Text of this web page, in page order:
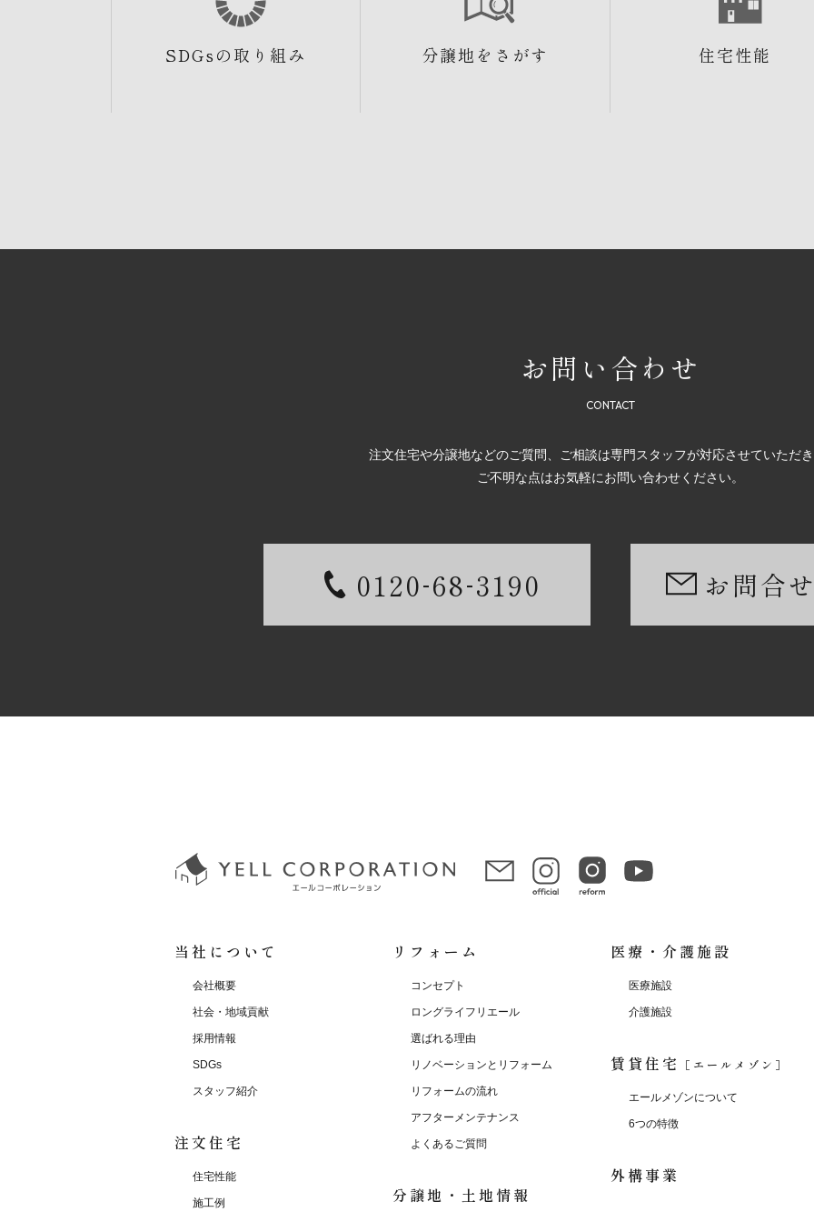
SDGsの取り組み 分譲地をさがす 住宅性能
お問い合わせ
注文住宅や分譲地などのご質問、ご相談は専門スタッフが対応させていただき
ご不明な点はお気軽にお問い合わせください。
0120-68-3190 お問合
当社について
会社概要
社会・地域貢献
採用情報
SDGs
スタッフ紹介
注文住宅
住宅性能
施工例
リフォーム
コンセプト
ロングライフリエール
選ばれる理由
リノベーションとリフォーム
リフォームの流れ
アフターメンテナンス
よくあるご質問
分譲地・土地情報
医療・介護施設
医療施設
介護施設
賃貸住宅 ［エールメゾン］
エールメゾンについて
6つの特徴
外構事業